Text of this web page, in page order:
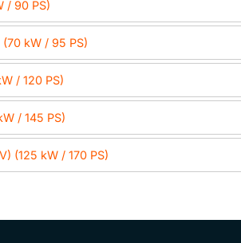
/ 90 PS)
kW / 95 PS)
/ 120 PS)
/ 145 PS)
(125 kW / 170 PS)